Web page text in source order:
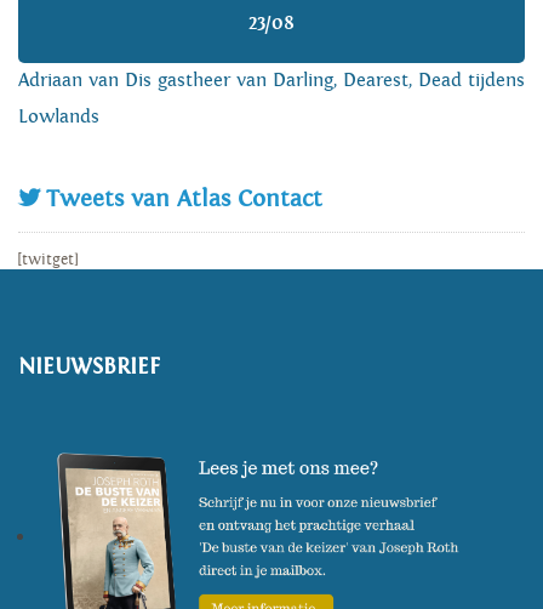
23/08
Adriaan van Dis gastheer van Darling, Dearest, Dead tijdens
Lowlands
Tweets van Atlas Contact
[twitget]
NIEUWSBRIEF